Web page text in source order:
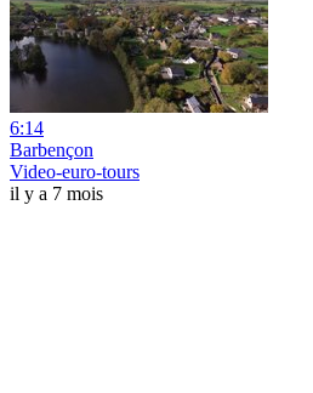
6:14
Barbençon
Video-euro-tours
il y a 7 mois